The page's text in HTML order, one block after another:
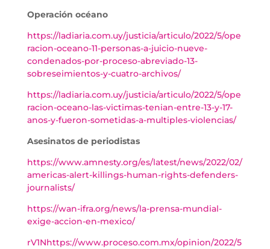
Operación océano
https://ladiaria.com.uy/justicia/articulo/2022/5/ope
racion-oceano-11-personas-a-juicio-nueve-
condenados-por-proceso-abreviado-13-
sobreseimientos-y-cuatro-archivos/
https://ladiaria.com.uy/justicia/articulo/2022/5/ope
racion-oceano-las-victimas-tenian-entre-13-y-17-
anos-y-fueron-sometidas-a-multiples-violencias/
Asesinatos de periodistas
https://www.amnesty.org/es/latest/news/2022/02/
americas-alert-killings-human-rights-defenders-
journalists/
https://wan-ifra.org/news/la-prensa-mundial-
exige-accion-en-mexico/
rV1Nhttps://www.proceso.com.mx/opinion/2022/5